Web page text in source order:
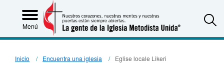
Menú
Inicio Encuentra una iglesia Eglise locale Likeri